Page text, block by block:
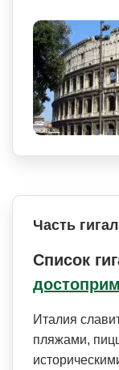
Часть
Список
Италия
пляжами,